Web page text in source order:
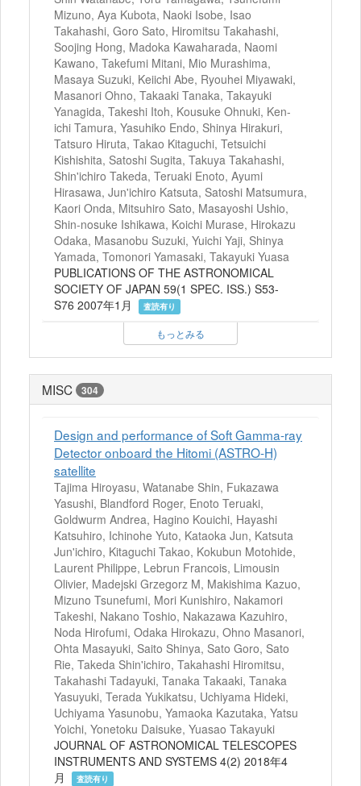
Mizuno, Aya Kubota, Naoki Isobe, Isao
Takahashi, Goro Sato, Hiromitsu Takahashi,
Soojing Hong, Madoka Kawaharada, Naomi
Kawano, Takefumi Mitani, Mio Murashima,
Masaya Suzuki, Keiichi Abe, Ryouhei Miyawaki,
Masanori Ohno, Takaaki Tanaka, Takayuki
Yanagida, Takeshi Itoh, Kousuke Ohnuki, Ken-
ichi Tamura, Yasuhiko Endo, Shinya Hirakuri,
Tatsuro Hiruta, Takao Kitaguchi, Tetsuichi
Kishishita, Satoshi Sugita, Takuya Takahashi,
Shin'ichiro Takeda, Teruaki Enoto, Ayumi
Hirasawa, Jun'ichiro Katsuta, Satoshi Matsumura,
Kaori Onda, Mitsuhiro Sato, Masayoshi Ushio,
Shin-nosuke Ishikawa, Koichi Murase, Hirokazu
Odaka, Masanobu Suzuki, Yuichi Yaji, Shinya
Yamada, Tomonori Yamasaki, Takayuki Yuasa
PUBLICATIONS OF THE ASTRONOMICAL
SOCIETY OF JAPAN 59(1 SPEC. ISS.) S53-
S76 2007年1月
査読有り
もっとみる
MISC 304
Design and performance of Soft Gamma-ray
Detector onboard the Hitomi (ASTRO-H)
satellite
Tajima Hiroyasu, Watanabe Shin, Fukazawa
Yasushi, Blandford Roger, Enoto Teruaki,
Goldwurm Andrea, Hagino Kouichi, Hayashi
Katsuhiro, Ichinohe Yuto, Kataoka Jun, Katsuta
Jun'ichiro, Kitaguchi Takao, Kokubun Motohide,
Laurent Philippe, Lebrun Francois, Limousin
Olivier, Madejski Grzegorz M, Makishima Kazuo,
Mizuno Tsunefumi, Mori Kunishiro, Nakamori
Takeshi, Nakano Toshio, Nakazawa Kazuhiro,
Noda Hirofumi, Odaka Hirokazu, Ohno Masanori,
Ohta Masayuki, Saito Shinya, Sato Goro, Sato
Rie, Takeda Shin'ichiro, Takahashi Hiromitsu,
Takahashi Tadayuki, Tanaka Takaaki, Tanaka
Yasuyuki, Terada Yukikatsu, Uchiyama Hideki,
Uchiyama Yasunobu, Yamaoka Kazutaka, Yatsu
Yoichi, Yonetoku Daisuke, Yuasao Takayuki
JOURNAL OF ASTRONOMICAL TELESCOPES
INSTRUMENTS AND SYSTEMS 4(2) 2018年4
月
査読有り